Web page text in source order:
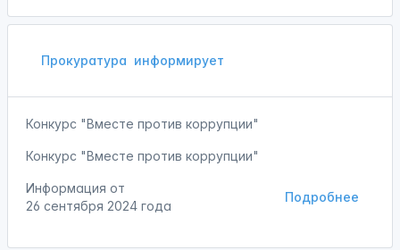
Прокуратура информирует
Конкурс "Вместе против коррупции"
Конкурс "Вместе против коррупции"
Подробнее
Информация от
26 сентября 2024 года